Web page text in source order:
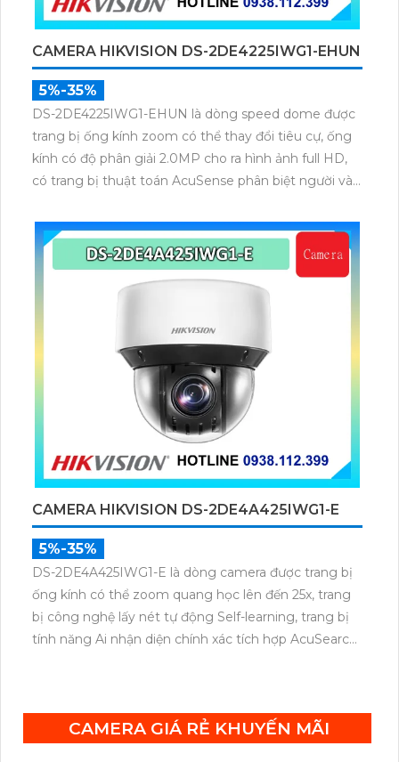
CAMERA HIKVISION DS-2DE4225IWG1-EHUN
5%-35%
DS-2DE4225IWG1-EHUN là dòng speed dome được
trang bị ống kính zoom có thể thay đổi tiêu cự, ống
kính có độ phân giải 2.0MP cho ra hình ảnh full HD,
có trang bị thuật toán AcuSense phân biệt người và
chiều, nhìn ban đêm bằng hồng ngoại 100m.
CAMERA HIKVISION DS-2DE4A425IWG1-E
5%-35%
DS-2DE4A425IWG1-E là dòng camera được trang bị
ống kính có thể zoom quang học lên đến 25x, trang
bị công nghệ lấy nét tự động Self-learning, trang bị
tính năng Ai nhận diện chính xác tích hợp AcuSearch
CAMERA GIÁ RẺ KHUYẾN MÃI